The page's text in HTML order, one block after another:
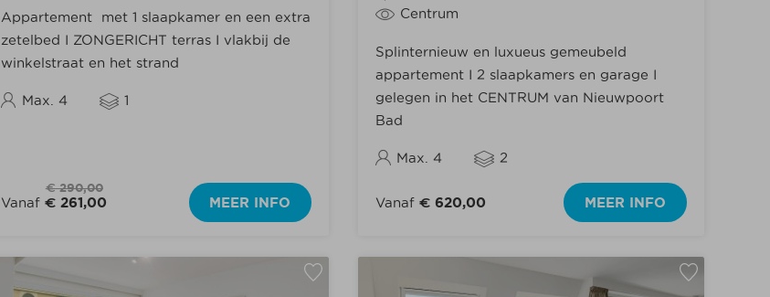
Appartement met 1 slaapkamer en een extra
zetelbed I ZONGERICHT terras I vlakbij de
winkelstraat en het strand
Max. 4 1
€ 290,00
Vanaf € 261,00 MEER INFO
Centrum
Splinternieuw en luxueus gemeubeld
appartement I 2 slaapkamers en garage I
gelegen in het CENTRUM van Nieuwpoort
Bad
Max. 4 2
Vanaf€ 620,00 MEER INFO